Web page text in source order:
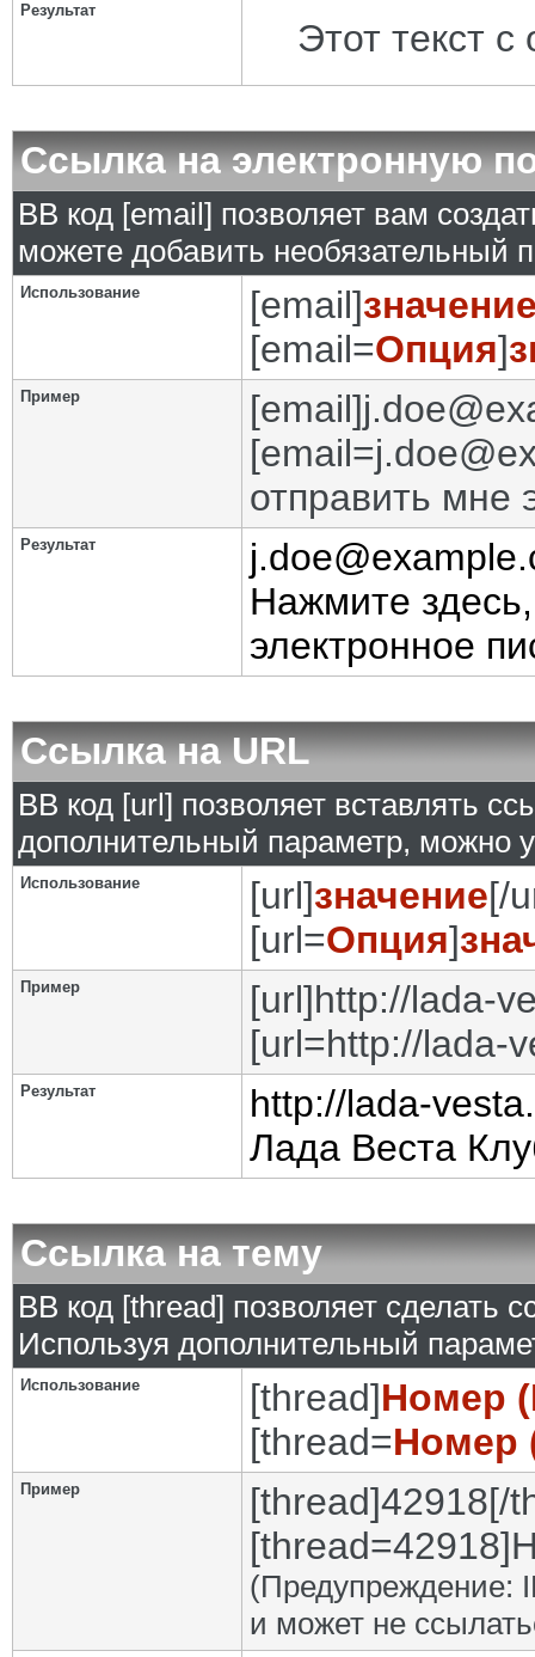
Результат
Этот текст с
Ссылка на электронную
BB код [email] позволяет вам
можете добавить необязательный
Использование [email]
[email=Опция]
Пример
отправить мне
Результат
Нажмите
электронное
Ссылка на URL
BB код [url] позволяет вставлять
дополнительный параметр, можно
Использование [url]значение[/
[url=Опция]
Пример
[url]http://lada-
[url=http://lada-
Результат
http://lada-
Лада Веста
Ссылка на тему
BB код [thread] позволяет сделать
Используя дополнительный
Использование [thread]Номер
[thread=Номер
Пример
[thread]42918[/
(Предупреждение:
и может не